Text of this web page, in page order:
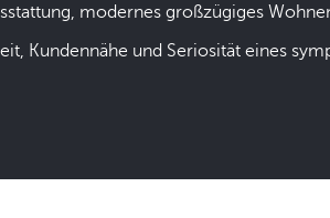
modernes großzügiges
Kundennähe und Seriosität eines